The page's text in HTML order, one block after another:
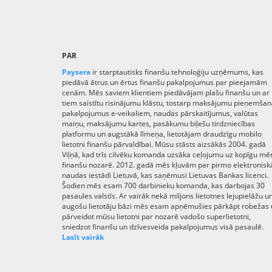
PAR
Paysera ir starptautisks finanšu tehnoloģiju uzņēmums, kas
piedāvā ātrus un ērtus finanšu pakalpojumus par pieejamām
cenām. Mēs saviem klientiem piedāvājam plašu finanšu un ar
tiem saistītu risinājumu klāstu, tostarp maksājumu
pakalpojumus e-veikaliem, naudas pārskaitījumus, valūtas
maiņu, maksājumu kartes, pasākumu biļešu tirdzniecības
platformu un augstākā līmeņa, lietotājam draudzīgu mobilo
lietotni finanšu pārvaldībai. Mūsu stāsts aizsākās 2004. gadā
Viļņā, kad trīs cilvēku komanda uzsāka ceļojumu uz kopīgu
finanšu nozarē. 2012. gadā mēs kļuvām par pirmo
naudas iestādi Lietuvā, kas saņēmusi Lietuvas Bankas licenci.
Šodien mēs esam 700 darbinieku komanda, kas darbojas 30
pasaules valstīs. Ar vairāk nekā miljons lietotnes lejupielāžu
augošu lietotāju bāzi mēs esam apņēmušies pārkāpt robežas
pārveidot mūsu lietotni par nozarē vadošo superlietotni,
sniedzot finanšu un dzīvesveida pakalpojumus visā pasaulē.
Lasīt vairāk